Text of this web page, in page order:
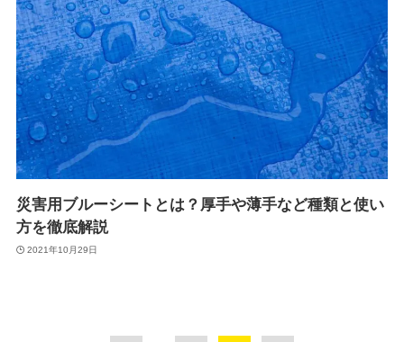
災害用ブルーシートとは？厚手や薄手など種類と使い
方を徹底解説
2021年10月29日